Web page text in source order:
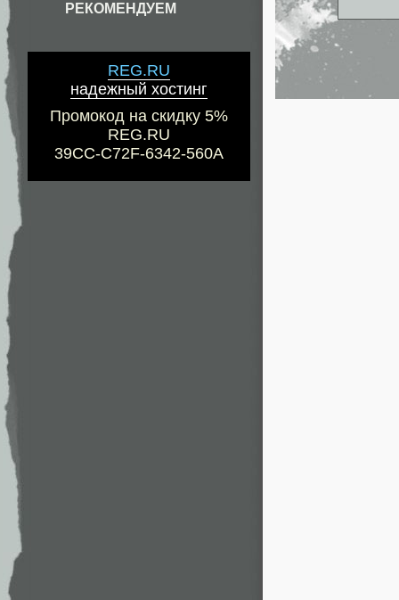
РЕКОМЕНДУЕМ
REG.RU
надежный хостинг
Промокод на скидку 5%
REG.RU
39CC-C72F-6342-560A